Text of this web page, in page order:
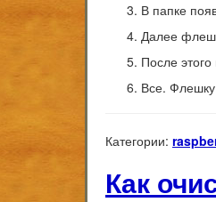
В папке
Далее
После
Все.
Категории:
Как